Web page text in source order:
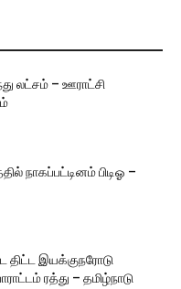
லட்சம் – ஊராட்சி
நாகப்பட்டினம் பிடிஓ –
திட்ட இயக்குநரோடு
ரத்து – தமிழ்நாடு